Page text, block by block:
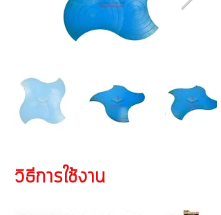
วิธีการใช้งาน